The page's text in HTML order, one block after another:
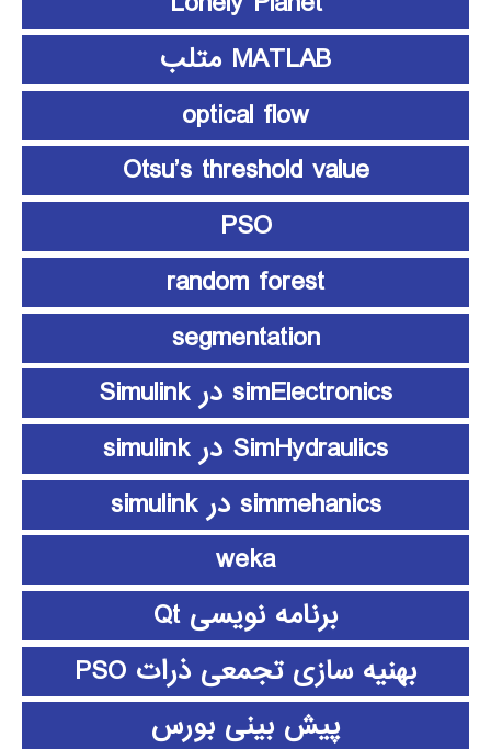
MATLAB متلب
optical flow
Otsu’s threshold value
PSO
random forest
segmentation
simElectronics در Simulink
SimHydraulics در simulink
simmehanics در simulink
weka
برنامه نویسی Qt
بهنیه سازی تجمعی ذرات PSO
پیش بینی بورس